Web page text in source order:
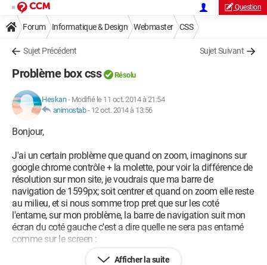
Question
Forum Informatique & Design Webmaster CSS
Sujet Précédent Sujet Suivant
Problème box css Résolu
Heskan- Modifié le 11 oct. 2014 à 21:54
animostab- 12 oct. 2014 à 13:56
Bonjour,
J'ai un certain problème que quand on zoom, imaginons sur
google chrome contrôle + la molette, pour voir la différence de
résolution sur mon site, je voudrais que ma barre de
navigation de 1599px; soit centrer et quand on zoom elle reste
au milieu, et si nous somme trop pret que sur les coté
l'entame, sur mon problème, la barre de navigation suit mon
écran du coté gauche c'est a dire quelle ne sera pas entamé
comme sur le screen :
Afficher la suite